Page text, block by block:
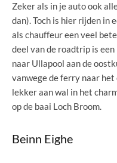
Zeker als in je auto ook
dan). Toch is hier rijden in
als chauffeur een veel
deel van de roadtrip is
naar Ullapool aan de
vanwege de ferry naar
lekker aan wal in het
op de baai Loch Broom.
Beinn Eighe